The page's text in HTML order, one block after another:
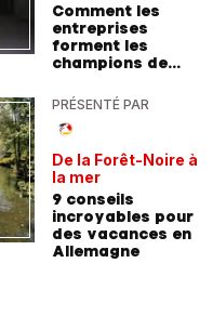
Comment les
entreprises
forment les
champions de
PRÉSENTÉ PAR
De la Forêt-Noire à
la mer
9 conseils
incroyables pour
des vacances en
Allemagne